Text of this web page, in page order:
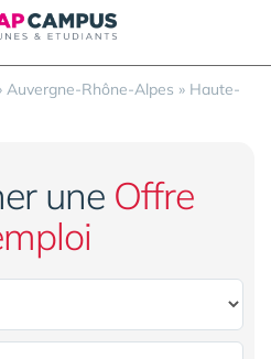
Auvergne-Rhône-Alpes » Haute-
une Offre